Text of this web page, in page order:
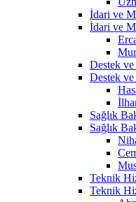
İdari ve
İdari ve
Destek
Destek ve
Sağlık
Sağlık
Teknik
Teknik